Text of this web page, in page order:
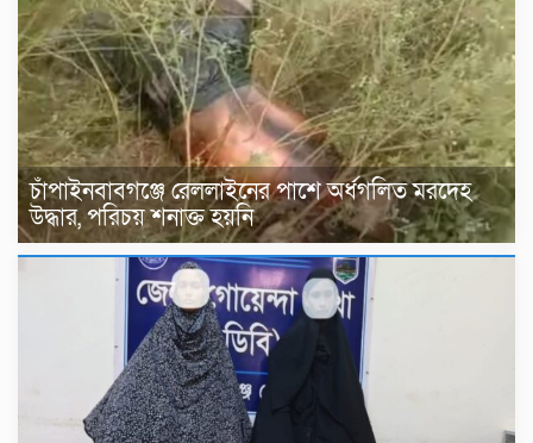
চাঁপাইনবাবগঞ্জে রেললাইনের পাশে অর্ধগলিত মরদেহ
উদ্ধার, পরিচয় শনাক্ত হয়নি